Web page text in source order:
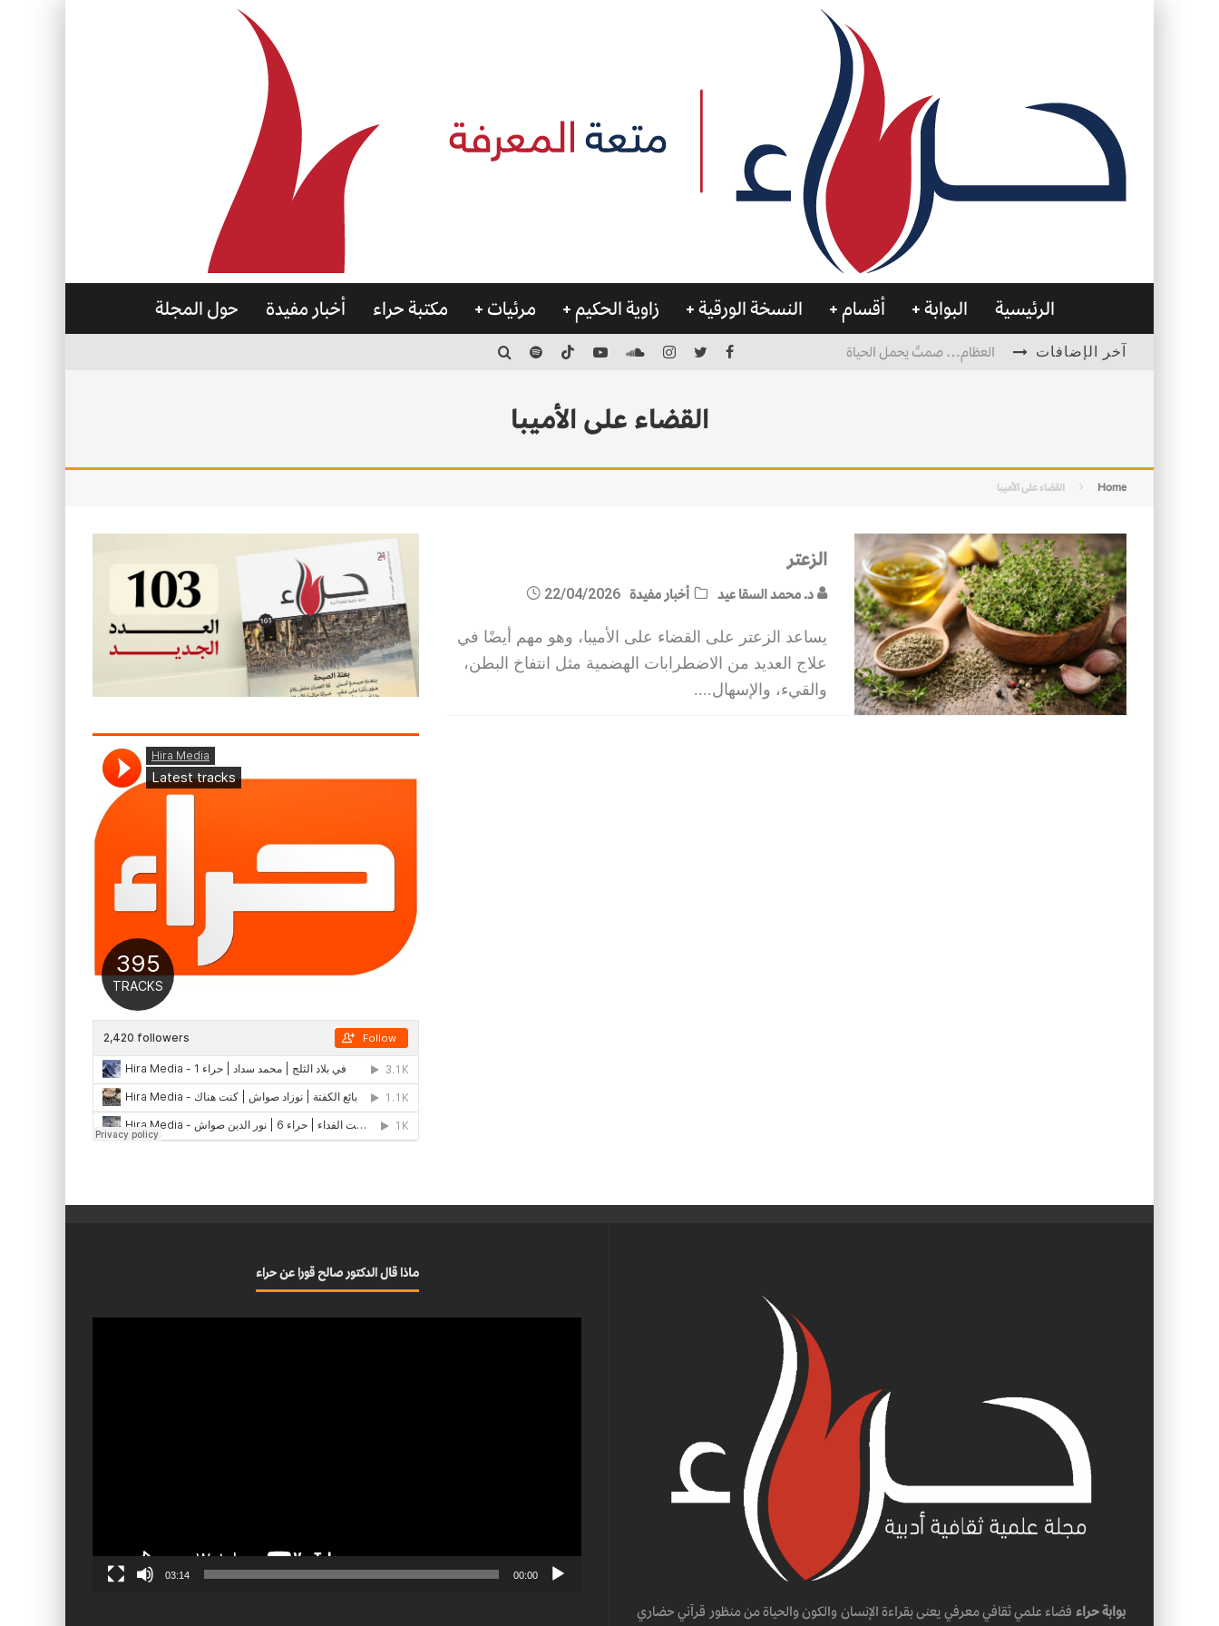
الرئيسية البوابة أقسام النسخة الورقية زاوية الحكيم مرئيات مكتبة حراء أخبار مفيدة حول المجلة
آخر الإضافات العظام… صمتٌ يحمل الحياة
القضاء على الأميبا
Home القضاء على الأميبا
الزعتر
د. محمد السقا عيد أخبار مفيدة 22/04/2026
يساعد الزعتر على القضاء على الأميبا، وهو مهم أيضًا في
علاج العديد من الاضطرابات الهضمية مثل انتفاخ البطن،
والقيء، والإسهال....
بوابة حراء فضاء علمي ثقافي معرفي يعنى بقراءة الإنسان والكون والحياة من منظور قرآني حضاري
ماذا قال الدكتور صالح قورا عن حراء
00:00
03:14